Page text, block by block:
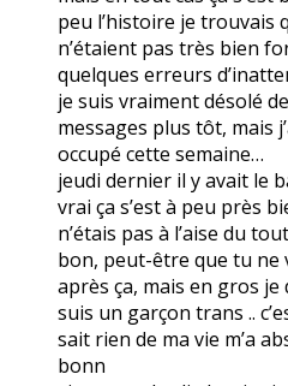
peu l’histoire je trouvais
n’étaient pas très bien
quelques erreurs
je suis vraiment désolé
messages plus tôt, mais
occupé cette semaine…
jeudi dernier il y avait le
vrai ça s’est à peu près
n’étais pas à l’aise du
bon, peut-être que tu ne
après ça, mais en gros
suis un garçon trans ..
sait rien de ma vie m’a
bonn